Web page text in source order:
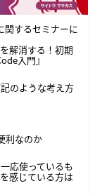
関するセミナーに
解消する！初期
入門』
のような考え方
利なのか
応使っているも
感じている方は